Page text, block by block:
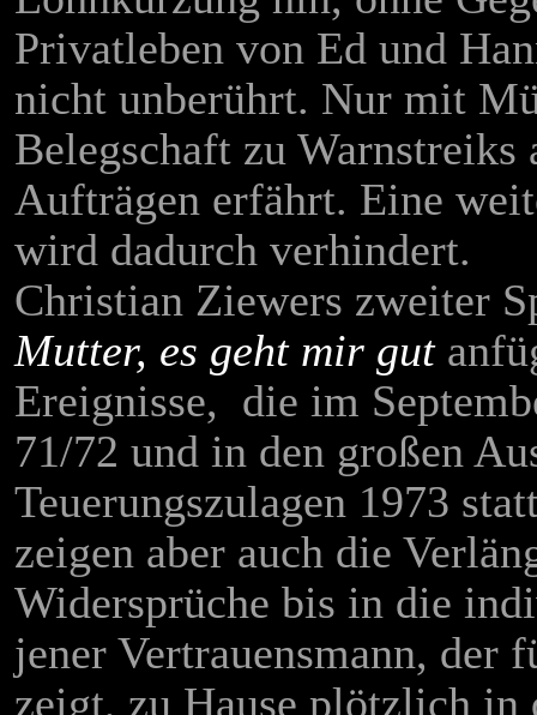
Privatleben von Ed und
nicht unberührt. Nur mit
Belegschaft zu
Aufträgen erfährt. Eine
wird dadurch verhindert.
Christian Ziewers zweiter
Mutter, es geht mir gut
Ereignisse, die im
71/72 und in den großen
Teuerungszulagen 1973
zeigen aber auch die
Widersprüche bis in die
jener Vertrauensmann, der
zeigt, zu Hause plötzlich in